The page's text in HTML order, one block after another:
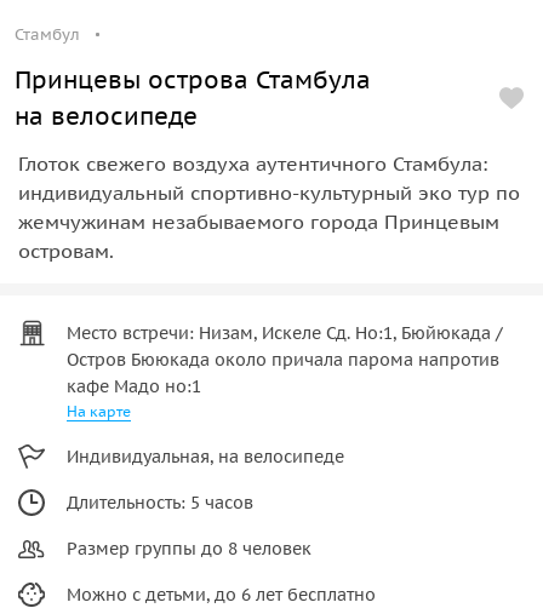
Стамбул
Принцевы острова Стамбула
на велосипеде
Глоток свежего воздуха аутентичного Стамбула:
индивидуальный спортивно-культурный эко тур по
жемчужинам незабываемого города Принцевым
островам.
Место встречи: Низам, Искеле Сд. Но:1, Бюйюкада /
Остров Бююкада около причала парома напротив
кафе Мадо но:1
На карте
Индивидуальная, на велосипеде
Длительность: 5 часов
Размер группы до 8 человек
Можно с детьми, до 6 лет бесплатно